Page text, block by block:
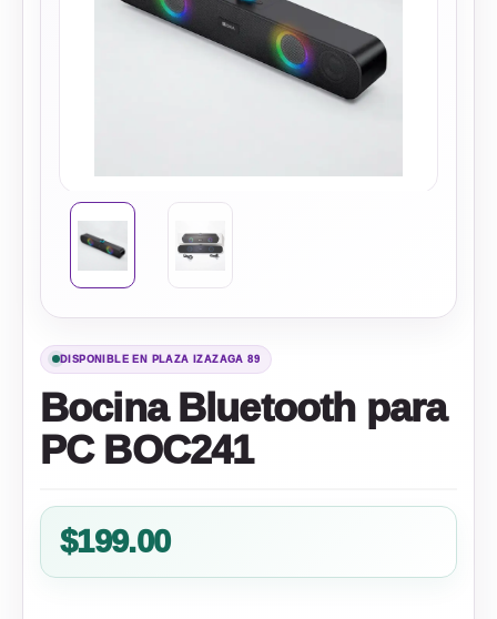
DISPONIBLE EN PLAZA IZAZAGA 89
Bocina Bluetooth para
PC BOC241
$199.00